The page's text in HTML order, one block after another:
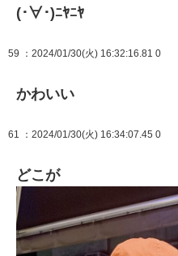
(･∀･)ﾆﾔﾆﾔ
59 ：2024/01/30(火) 16:32:16.81 0
かわいい
61 ：2024/01/30(火) 16:34:07.45 0
どこが